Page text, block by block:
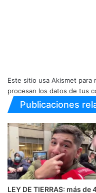
Este sitio usa Akismet para
procesan los datos de tus
Publicaciones
LEY DE TIERRAS: más de